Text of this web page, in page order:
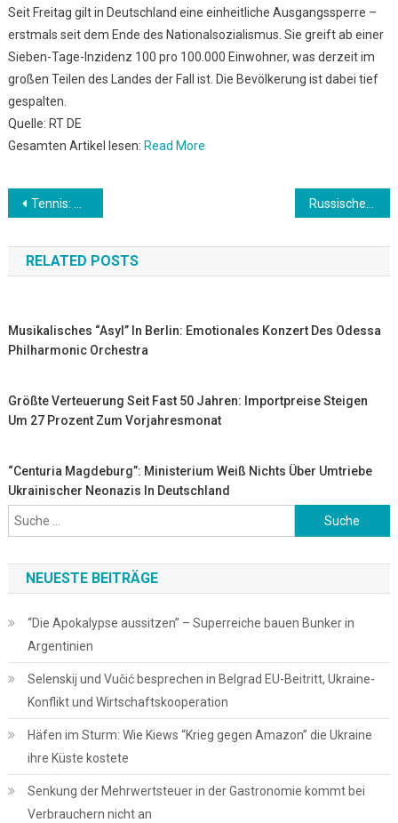
Seit Freitag gilt in Deutschland eine einheitliche Ausgangssperre –
erstmals seit dem Ende des Nationalsozialismus. Sie greift ab einer
Sieben-Tage-Inzidenz 100 pro 100.000 Einwohner, was derzeit im
großen Teilen des Landes der Fall ist. Die Bevölkerung ist dabei tief
gespalten.
Quelle: RT DE
Gesamten Artikel lesen: Read More
Beitrags-
Navigation
Tennis: München: Marterer verpasst Duell gegen Zverev
RELATED POSTS
Musikalisches “Asyl” In Berlin: Emotionales Konzert Des Odessa
Philharmonic Orchestra
Größte Verteuerung Seit Fast 50 Jahren: Importpreise Steigen
Um 27 Prozent Zum Vorjahresmonat
“Centuria Magdeburg”: Ministerium Weiß Nichts Über Umtriebe
Ukrainischer Neonazis In Deutschland
Suche
nach:
NEUESTE BEITRÄGE
“Die Apokalypse aussitzen” – Superreiche bauen Bunker in
Argentinien
Selenskij und Vučić besprechen in Belgrad EU-Beitritt, Ukraine-
Konflikt und Wirtschaftskooperation
Häfen im Sturm: Wie Kiews “Krieg gegen Amazon” die Ukraine
ihre Küste kostete
Senkung der Mehrwertsteuer in der Gastronomie kommt bei
Verbrauchern nicht an